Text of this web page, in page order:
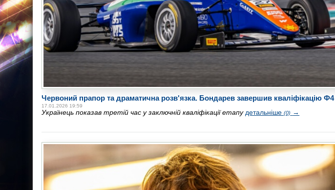
Червоний прапор та драматична розв'язка. Бондарев завершив кваліфікацію Ф4
17.01.2026 19:59
Українець показав третій час у заключній кваліфікації етапу детальніше(0) →